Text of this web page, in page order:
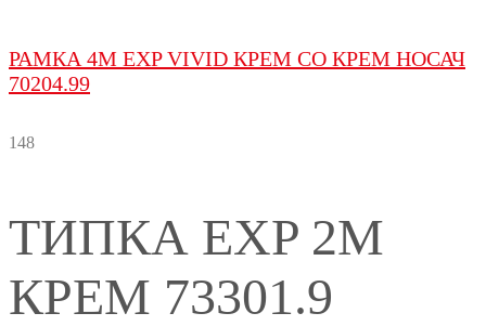
РАМКА 4M EXP VIVID КРЕМ СО КРЕМ НОСАЧ
70204.99
148
ТИПКА EXP 2M
КРЕМ 73301.9